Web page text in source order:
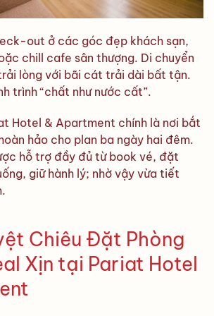
out ở các góc đẹp khách sạn,
chill cafe sân thượng. Di chuyển
lòng với bãi cát trải dài bất tận.
trình “chất như nước cất”.
Hotel & Apartment chính là nơi bắt
hảo cho plan ba ngày hai đêm.
hỗ trợ đầy đủ từ book vé, đặt
giữ hành lý; nhờ vậy vừa tiết
Chiêu Đặt Phòng
Xịn tại Pariat Hotel